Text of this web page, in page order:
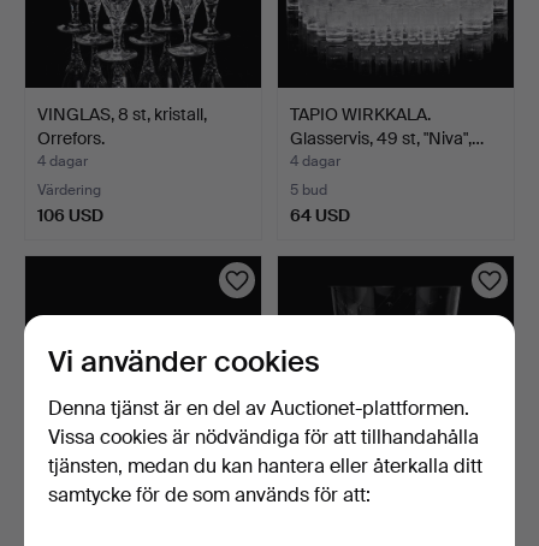
VINGLAS, 8 st, kristall,
Orrefors.
4 dagar
Värdering
106 USD
TAPIO WIRKKALA.
Glasservis, 49 st, "Niva",…
4 dagar
5 bud
64 USD
Vi använder cookies
Denna tjänst är en del av Auctionet-plattformen.
Vissa cookies är nödvändiga för att tillhandahålla
tjänsten, medan du kan hantera eller återkalla ditt
samtycke för de som används för att: